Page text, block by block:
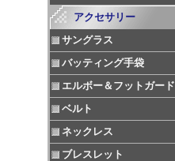
アクセサリー
サングラス
バッティング手袋
エルボー＆フットガード
ベルト
ネックレス
ブレスレット